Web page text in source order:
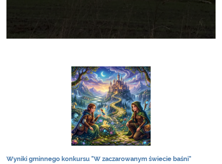
Wyniki gminnego konkursu "W zaczarowanym świecie baśni"